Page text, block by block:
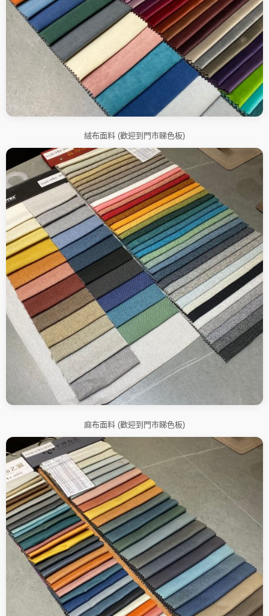
絨布面料 (歡迎到門市睇色板)
麻布面料 (歡迎到門市睇色板)